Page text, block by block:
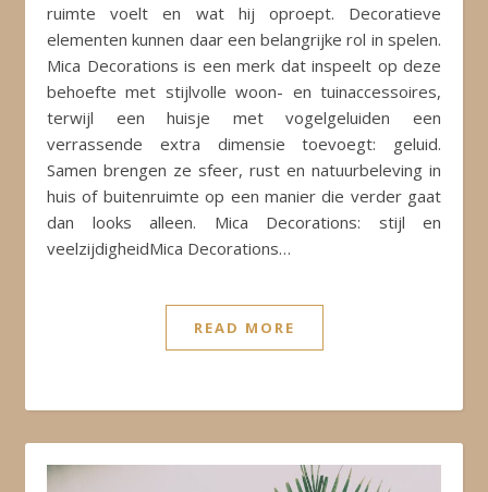
ruimte voelt en wat hij oproept. Decoratieve
elementen kunnen daar een belangrijke rol in spelen.
Mica Decorations is een merk dat inspeelt op deze
behoefte met stijlvolle woon- en tuinaccessoires,
terwijl een huisje met vogelgeluiden een
verrassende extra dimensie toevoegt: geluid.
Samen brengen ze sfeer, rust en natuurbeleving in
huis of buitenruimte op een manier die verder gaat
dan looks alleen. Mica Decorations: stijl en
veelzijdigheidMica Decorations…
READ MORE